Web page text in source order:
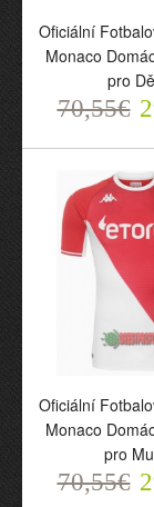
Oficiální
AS
2021-
Oficiální
Monaco
pro
70,55€
Oficiální
Monaco
pro
70,55€